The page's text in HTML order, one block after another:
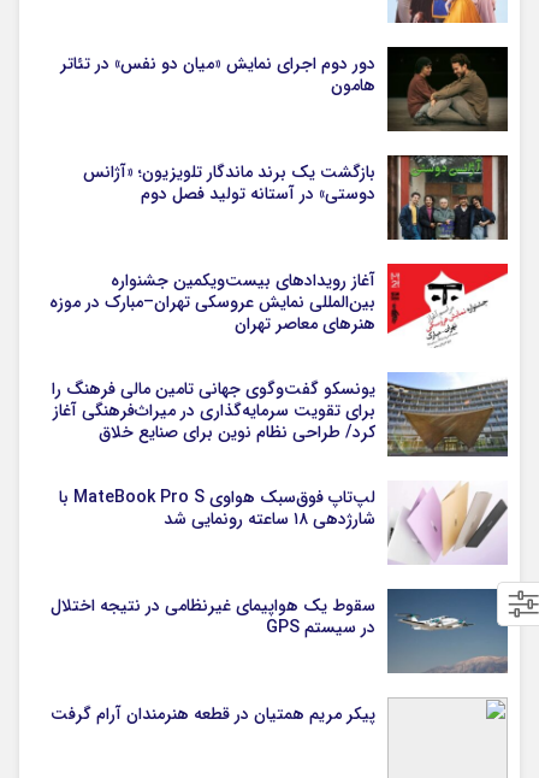
دور دوم اجرای نمایش «میان دو نفس» در تئاتر
هامون
بازگشت یک برند ماندگار تلویزیون؛ «آژانس
دوستی» در آستانه تولید فصل دوم
آغاز رویدادهای بیست‌ویکمین جشنواره
بین‌المللی نمایش عروسکی تهران–مبارک در موزه
هنرهای معاصر تهران
یونسکو گفت‌وگوی جهانی تامین مالی فرهنگ را
برای تقویت سرمایه‌گذاری در میراث‌فرهنگی آغاز
کرد/ طراحی نظام نوین برای صنایع خلاق
لپ‌تاپ فوق‌سبک هواوی MateBook Pro S با
شارژدهی ۱۸ ساعته رونمایی شد
سقوط یک هواپیمای غیرنظامی در نتیجه اختلال
در سیستم‌ GPS
پیکر مریم همتیان در قطعه هنرمندان آرام گرفت